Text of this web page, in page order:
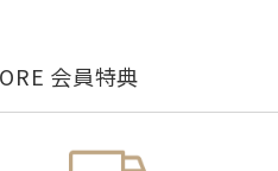
会員特典